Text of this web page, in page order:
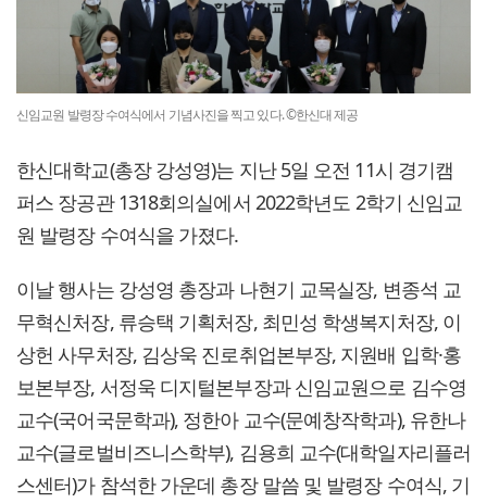
신임교원 발령장 수여식에서 기념사진을 찍고 있다. ©한신대 제공
한신대학교(총장 강성영)는 지난 5일 오전 11시 경기캠
퍼스 장공관 1318회의실에서 2022학년도 2학기 신임교
원 발령장 수여식을 가졌다.
이날 행사는 강성영 총장과 나현기 교목실장, 변종석 교
무혁신처장, 류승택 기획처장, 최민성 학생복지처장, 이
상헌 사무처장, 김상욱 진로취업본부장, 지원배 입학·홍
보본부장, 서정욱 디지털본부장과 신임교원으로 김수영
교수(국어국문학과), 정한아 교수(문예창작학과), 유한나
교수(글로벌비즈니스학부), 김용희 교수(대학일자리플러
스센터)가 참석한 가운데 총장 말씀 및 발령장 수여식, 기